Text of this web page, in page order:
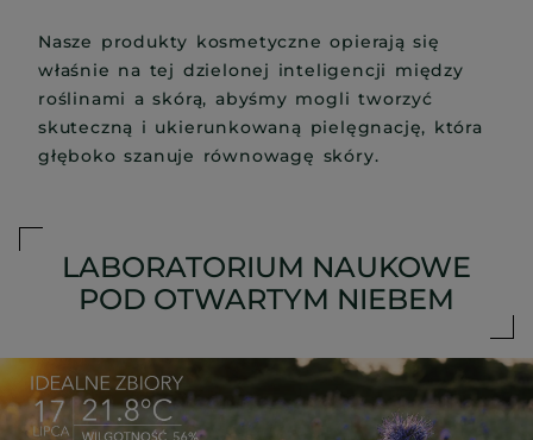
Nasze produkty kosmetyczne opierają się
właśnie na tej dzielonej inteligencji między
roślinami a skórą, abyśmy mogli tworzyć
skuteczną i ukierunkowaną pielęgnację, która
głęboko szanuje równowagę skóry.
LABORATORIUM NAUKOWE
POD OTWARTYM NIEBEM